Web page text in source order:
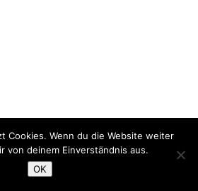
Cookies. Wenn du die Website weiter
von deinem Einverständnis aus.
OK